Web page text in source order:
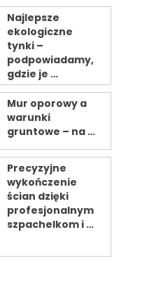
Najlepsze
ekologiczne
tynki –
podpowiadamy,
gdzie je …
Mur oporowy a
warunki
gruntowe – na …
Precyzyjne
wykończenie
ścian dzięki
profesjonalnym
szpachelkom i …